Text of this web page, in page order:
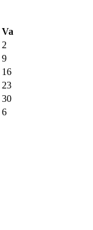
Va
2
9
16
23
30
6